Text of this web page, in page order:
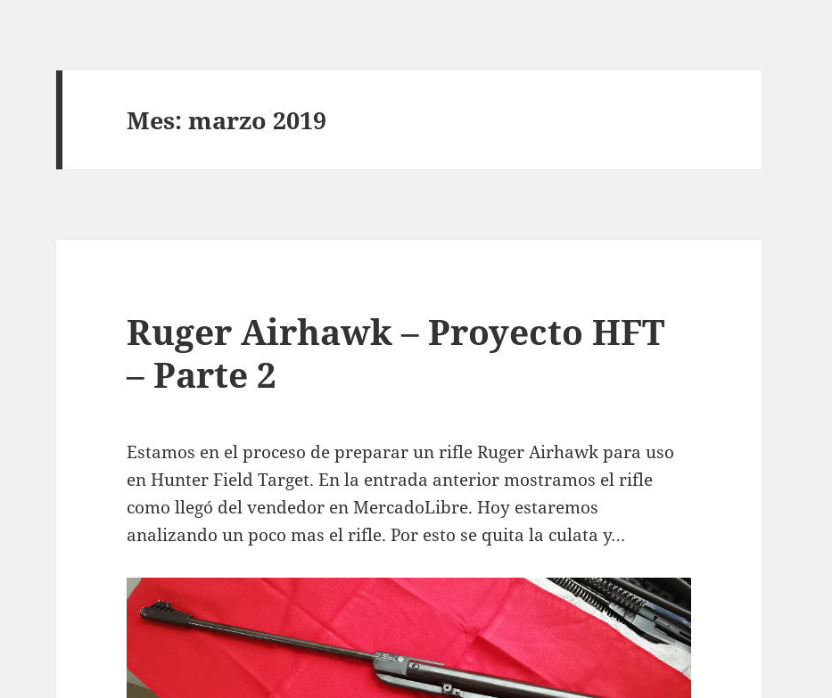
Mes:marzo 2019
Ruger Airhawk – Proyecto HFT
– Parte 2
Estamos en el proceso de preparar un rifle Ruger Airhawk para uso
en Hunter Field Target. En la entrada anterior mostramos el rifle
como llegó del vendedor en MercadoLibre. Hoy estaremos
analizando un poco mas el rifle. Por esto se quita la culata y…